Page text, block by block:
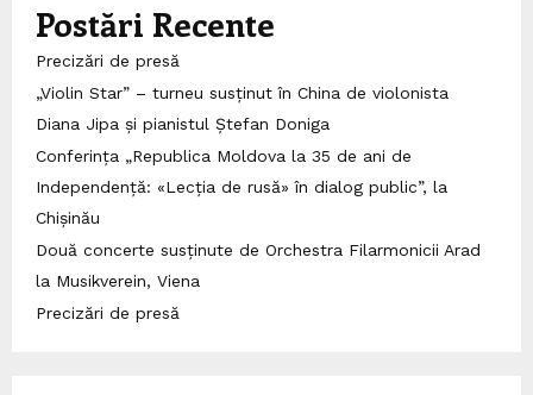
Postări Recente
Precizări de presă
„Violin Star” – turneu susținut în China de violonista
Diana Jipa și pianistul Ștefan Doniga
Conferința „Republica Moldova la 35 de ani de
Independență: «Lecția de rusă» în dialog public”, la
Chișinău
Două concerte susținute de Orchestra Filarmonicii Arad
la Musikverein, Viena
Precizări de presă